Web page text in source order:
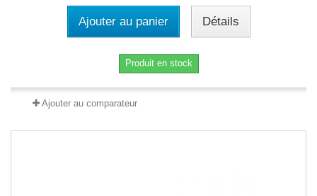
Ajouter au panier Détails
Produit en stock
Ajouter au comparateur